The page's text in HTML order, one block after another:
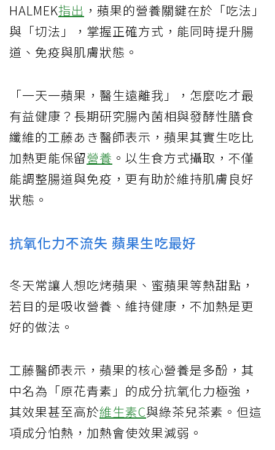
HALMEK指出 ，蘋果的營養關鍵在於「吃法」
與「切法」，掌握正確方式，能同時提升腸
道、免疫與肌膚狀態。
「一天一蘋果，醫生遠離我」，怎麼吃才最
有益健康？長期研究腸內菌相與發酵性膳食
纖維的工藤あき醫師表示，蘋果其實生吃比
加熱更能保留營養 。以生食方式攝取，不僅
能調整腸道與免疫，更有助於維持肌膚良好
狀態。
抗氧化力不流失 蘋果生吃最好
冬天常讓人想吃烤蘋果、蜜蘋果等熱甜點，
若目的是吸收營養、維持健康，不加熱是更
好的做法。
工藤醫師表示，蘋果的核心營養是多酚，其
中名為「原花青素」的成分抗氧化力極強，
其效果甚至高於維生素C與綠茶兒茶素。但這
項成分怕熱，加熱會使效果減弱。